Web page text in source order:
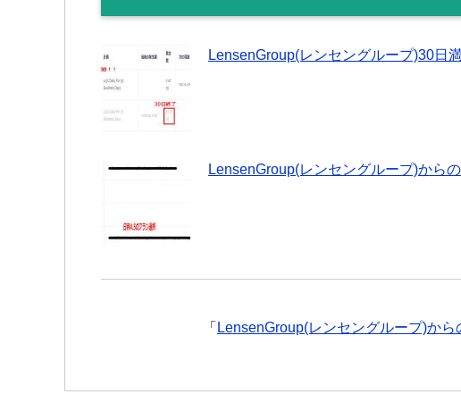
LensenGroup(レンセングループ)30日
LensenGroup(レンセングループ)から
「 LensenGroup(レンセングループ)か